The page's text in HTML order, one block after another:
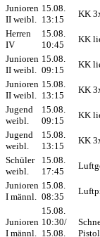
Junioren
II weibl.
15.08.
13:15
KK
Herren
IV
15.08.
10:45
KK
Junioren
II weibl.
15.08.
09:15
KK
Junioren
II weibl.
15.08.
13:15
KK
Jugend
weibl.
15.08.
09:15
KK
Jugend
weibl.
15.08.
13:15
KK
Schüler
weibl.
15.08.
17:45
Junioren
I männl.
15.08.
08:35
Junioren
I männl.
15.08.
10:30/
15.08.